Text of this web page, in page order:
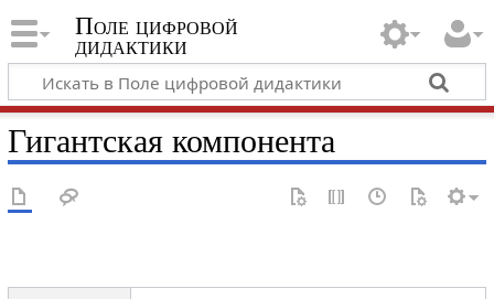
Поле цифровой
дидактики
Гигантская компонента